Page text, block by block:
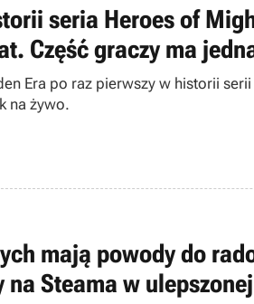
seria Heroes of
Część graczy ma
Era po raz pierwszy w historii
na żywo.
mają powody do
na Steama w